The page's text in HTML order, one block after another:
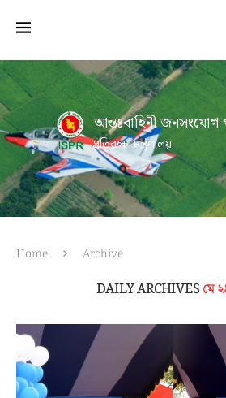
আন্তঃবাহিনী জনসংযোগ
প্রতিরক্ষা মন্ত্রণালয়
Home Archive
DAILY ARCHIVES মে